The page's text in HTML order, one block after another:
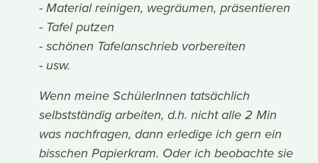
- Material reinigen, wegräumen, präsentieren
- Tafel putzen
- schönen Tafelanschrieb vorbereiten
- usw.
Wenn meine SchülerInnen tatsächlich
selbstständig arbeiten, d.h. nicht alle 2 Min
was nachfragen, dann erledige ich gern ein
bisschen Papierkram. Oder ich beobachte sie